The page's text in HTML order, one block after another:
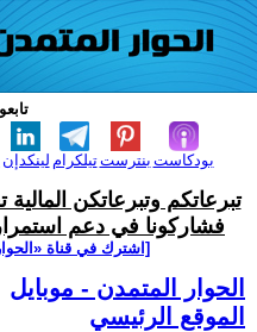
لينكدإن تيلكرامبنترست بودكاست
تبرعاتكم وتبرعاتكن
فشاركونا في دعم
[اشترك في قناة
الحوار المتمدن - موبايل
الموقع الرئيسي